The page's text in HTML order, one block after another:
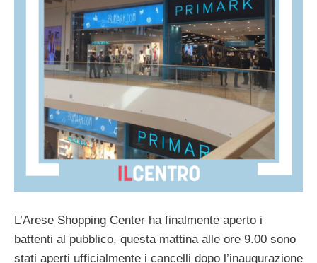
L’Arese Shopping Center ha finalmente aperto i
battenti al pubblico, questa mattina alle ore 9.00 sono
stati aperti ufficialmente i cancelli dopo l’inaugurazione